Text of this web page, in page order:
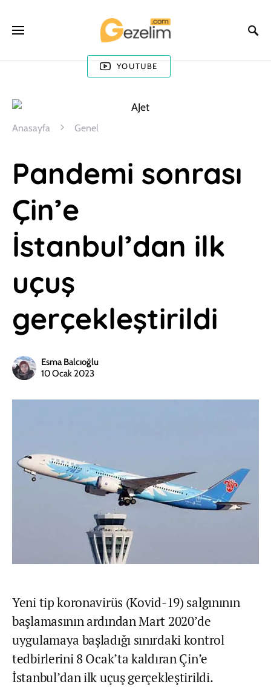
YOUTUBE
Anasayfa Genel
Pandemi sonrası
Çin’e
İstanbul’dan ilk
uçuş
gerçekleştirildi
Esma Balcıoğlu
10 Ocak 2023
Yeni tip koronavirüs (Kovid-19) salgınının
başlamasının ardından Mart 2020’de
uygulamaya başladığı sınırdaki kontrol
tedbirlerini 8 Ocak’ta kaldıran Çin’e
İstanbul’dan ilk uçuş gerçekleştirildi.